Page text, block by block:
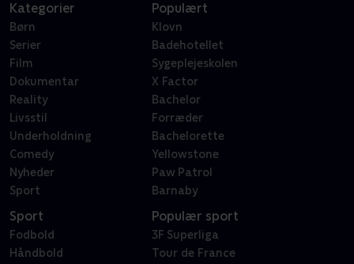
Kategorier
Børn
Serier
Film
Dokumentar
Reality
Livsstil
Underholdning
Comedy
Nyheder
Sport
Populært
Klovn
Badehotellet
Sygeplejeskolen
X Factor
Bachelor
Forræder
Bachelorette
Yellowstone
Paw Patrol
Barnaby
Sport
Fodbold
Håndbold
Populær sport
3F Superliga
Tour de France